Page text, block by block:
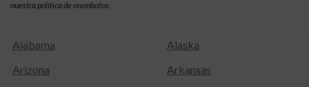
nuestra política de reembolso.
Alabama
Alaska
Arizona
Arkansas